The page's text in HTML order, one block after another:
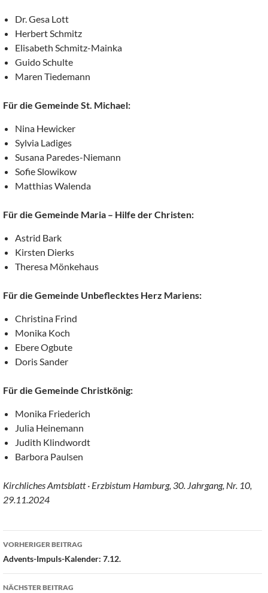
Dr. Gesa Lott
Herbert Schmitz
Elisabeth Schmitz-Mainka
Guido Schulte
Maren Tiedemann
Für die Gemeinde St. Michael:
Nina Hewicker
Sylvia Ladiges
Susana Paredes-Niemann
Sofie Slowikow
Matthias Walenda
Für die Gemeinde Maria – Hilfe der Christen:
Astrid Bark
Kirsten Dierks
Theresa Mönkehaus
Für die Gemeinde Unbeflecktes Herz Mariens:
Christina Frind
Monika Koch
Ebere Ogbute
Doris Sander
Für die Gemeinde Christkönig:
Monika Friederich
Julia Heinemann
Judith Klindwordt
Barbora Paulsen
Kirchliches Amtsblatt · Erzbistum Hamburg, 30. Jahrgang, Nr. 10,
29.11.2024
Beitragsnavigation
VORHERIGER BEITRAG
Advents-Impuls-Kalender: 7.12.
NÄCHSTER BEITRAG